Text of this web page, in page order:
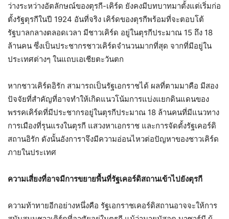
ว่างระหว่างอัตลักษณ์ของตุรกี-เคิร์ด ยังคงมีบทบาทมาตั้งแต่เริ่มก่อ
ตั้งรัฐตุรกีในปี 1924 อันที่จริง เคิร์ดของตุรกีพร้อมที่จะตอบโต้
รัฐบาลกลางตลอดเวลา มีชาวเคิร์ด อยู่ในตุรกีประมาณ 15 ถึง 18
ล้านคน ซึ่งเป็นประชากรชาวเคิร์ดจำนวนมากที่สุด จากที่มีอยู่ใน
ประเทศต่างๆ ในแถบเอเชียตะวันตก
หากชาวเคิร์ดอิรัก สามารถเป็นรัฐเอกราชได้ ผลที่ตามมาคือ มีสอง
ปัจจัยที่สำคัญที่อาจทำให้เกิดแนวโน้มการแบ่งแยกดินแดนของ
พรรคเคิร์ดที่มีประชากรอยู่ในตุรกีประมาณ 18 ล้านคนที่มีแนวทาง
การเมืองที่รุนแรงในตุรกี แสวงหาเอกราช และการจัดตั้งรัฐเคอร์ดิ
สถานอิรัก ดังนั้นอังการาจึงมีความอ่อนไหวต่อปัญหาของชาวเคิร์ด
ภายในประเทศ
ความเสี่ยงที่อาจมีการขยายพื้นที่รัฐเคอร์ดิสถานเข้าไปยังตุรกี
ความท้าทายอีกอย่างหนึ่งคือ รัฐเอกราชเคอร์ดิสถานอาจจะให้การ